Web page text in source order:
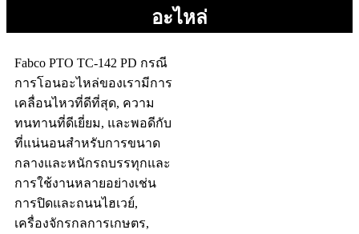
อะไหล่
Fabco PTO TC-142 PD กรณี
การโอนอะไหล่ของเรามีการ
เคลื่อนไหวที่ดีที่สุด, ความ
ทนทานที่ดีเยี่ยม, และพอดีกับ
ที่แน่นอนสำหรับการขนาด
กลางและหนักรถบรรทุกและ
การใช้งานหลายอย่างเช่น
การปิดและถนนไฮเวย์,
เครื่องจักรกลการเกษตร,